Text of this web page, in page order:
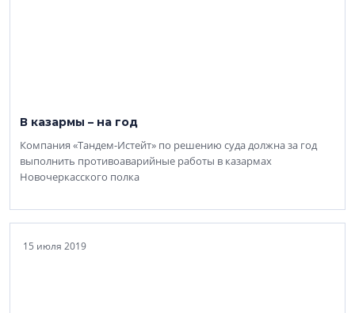
В казармы – на год
Компания «Тандем-Истейт» по решению суда должна за год
выполнить противоаварийные работы в казармах
Новочеркасского полка
15 июля 2019